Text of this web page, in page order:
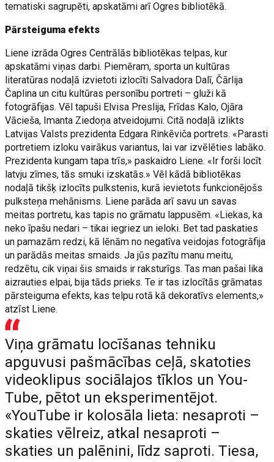
tematiski sagrupēti, apskatāmi arī Ogres bibliotēkā.
Pārsteiguma efekts
Liene izrāda Ogres Centrālās bibliotēkas telpas, kur
apskatāmi viņas darbi. Piemēram, sporta un kultūras
literatūras nodaļā izvietoti izlocīti Salvadora Dalī, Čārlija
Čaplina un citu kultūras personību portreti – gluži kā
fotogrāfijas. Vēl tapuši Elvisa Preslija, Frīdas Kalo, Ojāra
Vācieša, Imanta Ziedoņa atveidojumi. Citā nodaļā izlikts
Latvijas Valsts prezidenta Edgara Rinkēviča portrets. «Parasti
portretiem izloku vairākus variantus, lai var izvēlēties labāko.
Prezidenta kungam tapa trīs,» paskaidro Liene. «Ir forši locīt
latvju zīmes, tās smuki izskatās.» Vēl kādā bibliotēkas
nodaļā tikšķ izlocīts pulkstenis, kurā ievietots funkcionējošs
pulksteņa mehānisms. Liene parāda arī savu un savas
meitas portretu, kas tapis no grāmatu lappusēm. «Liekas, ka
neko īpašu nedari – tikai iegriez un ieloki. Bet tad paskaties
un pamazām redzi, kā lēnām no negatīva veidojas fotogrāfija
un parādās meitas smaids. Ja jūs pazītu manu meitu,
redzētu, cik viņai šis smaids ir raksturīgs. Tas man pašai lika
aizrauties elpai, bija tāds prieks. Te ir tas izlocītās grāmatas
pārsteiguma efekts, kas telpu rotā kā dekoratīvs elements,»
atzīst Liene.
Viņa grāmatu locīšanas tehniku
apguvusi pašmācības ceļā, skatoties
videoklipus sociālajos tīklos un You-
Tube, pētot un eksperimentējot.
«YouTube ir kolosāla lieta: nesaproti –
skaties vēlreiz, atkal nesaproti –
skaties un palēnini, līdz saproti. Tiesa,